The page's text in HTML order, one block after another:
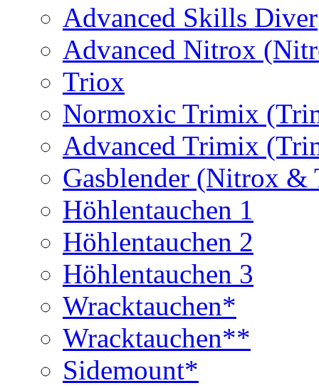
Advanced Skills Diver
Advanced Nitrox
Triox
Normoxic Trimix
Advanced Trimix
Gasblender (Nitrox
Höhlentauchen 1
Höhlentauchen 2
Höhlentauchen 3
Wracktauchen*
Wracktauchen**
Sidemount*